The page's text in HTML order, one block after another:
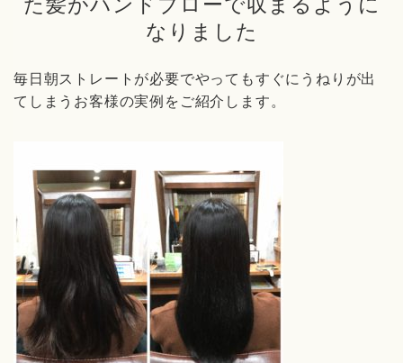
なりました
毎日朝ストレートが必要でやってもすぐにうねりが出
てしまうお客様の実例をご紹介します。